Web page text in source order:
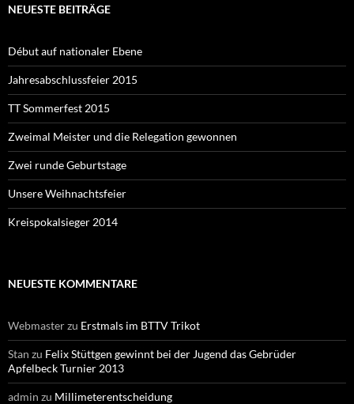
NEUESTE BEITRÄGE
Début auf nationaler Ebene
Jahresabschlussfeier 2015
TT Sommerfest 2015
Zweimal Meister und die Relegation gewonnen
Zwei runde Geburtstage
Unsere Weihnachtsfeier
Kreispokalsieger 2014
NEUESTE KOMMENTARE
Webmasterzu Erstmals im BTTV Trikot
Stan zu Felix Stüttgen gewinnt bei der Jugend das Gebrüder
Apfelbeck Turnier 2013
admin zu Millimeterentscheidung